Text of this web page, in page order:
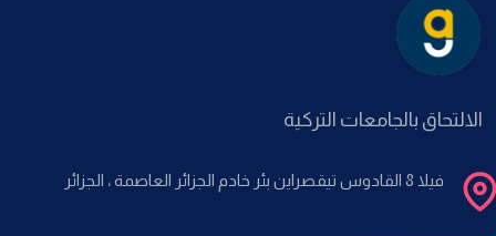
الالتحاق بالجامعات التركية
فيلا 8 القادوس تيقصراين بئر خادم الجزائر العاصمة ، الجزائر